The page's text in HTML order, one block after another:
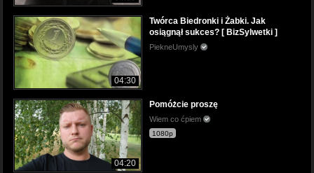
04:30
Twórca Biedronki i Żabki. Jak
osiągnął sukces? [ BizSylwetki ]
PiekneUmysly
04:20
Pomóżcie proszę
Wiem co ćpiem
1080p